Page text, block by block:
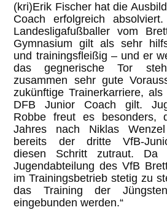
(kri)Erik Fischer hat die
Coach erfolgreich
Landesligafußballer vom
Gymnasium gilt als sehr
und trainingsfleißig – und er
das gegnerische Tor
zusammen sehr gute
zukünftige Trainerkarriere,
DFB Junior Coach gilt.
Robbe freut es besonders,
Jahres nach Niklas
bereits der dritte VfB-
diesen Schritt zutraut. Da
Jugendabteilung des VfB
im Trainingsbetrieb stetig zu
das Training der
eingebunden werden.“